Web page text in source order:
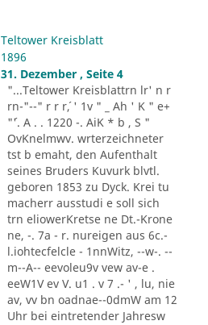
Teltower Kreisblatt
1896
31. Dezember , Seite 4
"...Teltower Kreisblattrn lr' n r
rn-"--" r r r´, ' 1v " _ Ah ' K " e+
"´'. A . . 1220 -. AiK * b , S "
OvKnelmwv. wrterzeichneter
tst b emaht, den Aufenthalt
seines Bruders Kuvurk blvtl.
geboren 1853 zu Dyck. Krei tu
macherr ausstudi e soll sich
trn eliowerKretse ne Dt.-Krone
ne, -. 7a - r. nureigen aus 6c.-
l.iohtecfelcle - 1nnWitz, --w-. --
m--A-- eevoleu9v vew av-e .
eeW1V ev V. u1 . v 7 .- ' , lu, nie
av, vv bn oadnae--0dmW am 12
Uhr bei eintretender Jahresw